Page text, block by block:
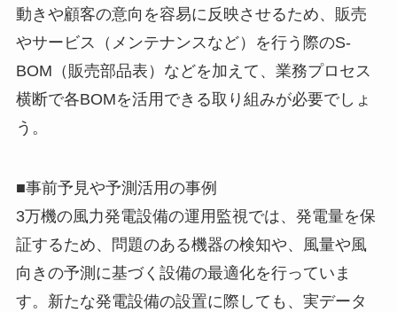
動きや顧客の意向を容易に反映させるため、販売
やサービス（メンテナンスなど）を行う際のS-
BOM（販売部品表）などを加えて、業務プロセス
横断で各BOMを活用できる取り組みが必要でしょ
う。
■事前予見や予測活用の事例
3万機の風力発電設備の運用監視では、発電量を保
証するため、問題のある機器の検知や、風量や風
向きの予測に基づく設備の最適化を行っていま
す。新たな発電設備の設置に際しても、実データ